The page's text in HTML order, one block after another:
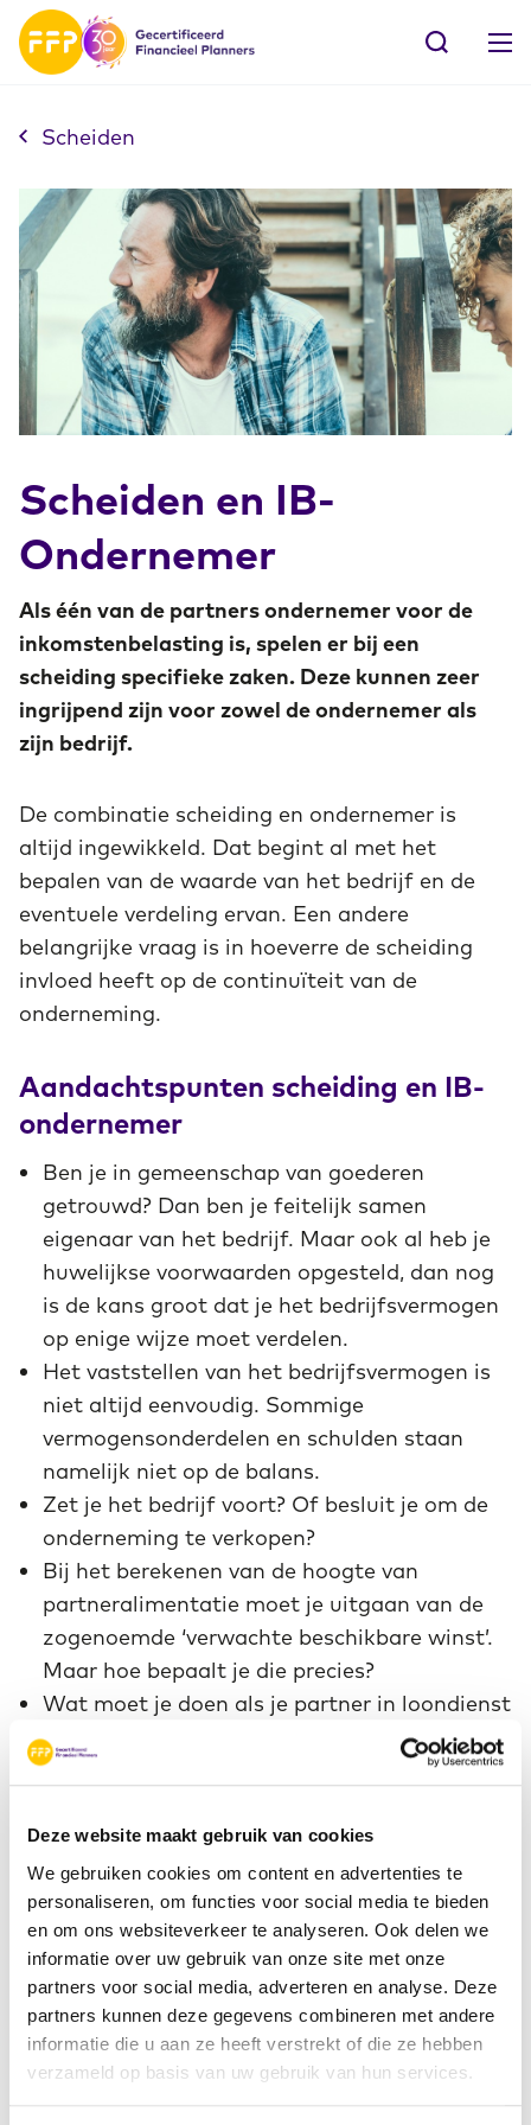
Deze website maakt gebruik van cookies
We gebruiken cookies om content en advertenties te
personaliseren, om functies voor social media te bieden
en om ons websiteverkeer te analyseren. Ook delen we
informatie over uw gebruik van onze site met onze
partners voor social media, adverteren en analyse. Deze
partners kunnen deze gegevens combineren met andere
informatie die u aan ze heeft verstrekt of die ze hebben
verzameld op basis van uw gebruik van hun services.
Scheiden
Scheiden en IB-
Ondernemer
Als één van de partners ondernemer voor de
inkomstenbelasting is, spelen er bij een
scheiding specifieke zaken. Deze kunnen zeer
ingrijpend zijn voor zowel de ondernemer als
zijn bedrijf.
De combinatie scheiding en ondernemer is
altijd ingewikkeld. Dat begint al met het
bepalen van de waarde van het bedrijf en de
eventuele verdeling ervan. Een andere
belangrijke vraag is in hoeverre de scheiding
invloed heeft op de continuïteit van de
onderneming.
Aandachtspunten scheiding en IB-
ondernemer
Ben je in gemeenschap van goederen
getrouwd? Dan ben je feitelijk samen
eigenaar van het bedrijf. Maar ook al heb je
huwelijkse voorwaarden opgesteld, dan nog
is de kans groot dat je het bedrijfsvermogen
op enige wijze moet verdelen.
Het vaststellen van het bedrijfsvermogen is
niet altijd eenvoudig. Sommige
vermogensonderdelen en schulden staan
namelijk niet op de balans.
Zet je het bedrijf voort? Of besluit je om de
onderneming te verkopen?
Bij het berekenen van de hoogte van
partneralimentatie moet je uitgaan van de
zogenoemde ‘verwachte beschikbare winst’.
Maar hoe bepaalt je die precies?
Wat moet je doen als je partner in loondienst
is bij de onderneming en je niet langer samen
in het bedrijf kunt of wilt werken?
Hieronder gaan we dieper in op bovenstaande
vragen.
275 gespecialiseerde
planners